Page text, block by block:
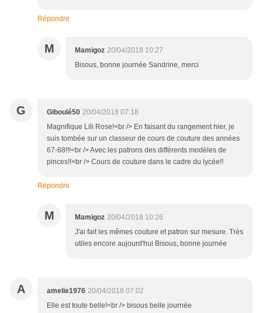
Répondre
M Mamigoz 20/04/2018 10:27
Bisous, bonne journée Sandrine, merci
G Giboulé50 20/04/2018 07:18
Magnifique Lili Rose!<br /> En faisant du rangement hier, je
suis tombée sur un classeur de cours de couture des années
67-68!!!<br /> Avec les patrons des différents modèles de
pinces!!<br /> Cours de couture dans le cadre du lycée!!
Répondre
M Mamigoz 20/04/2018 10:26
J'ai fait les mêmes couture et patron sur mesure. Très
utiles encore aujourd'hui Bisous, bonne journée
A amelie1976 20/04/2018 07:02
Elle est toute belle!<br /> bisous belle journée